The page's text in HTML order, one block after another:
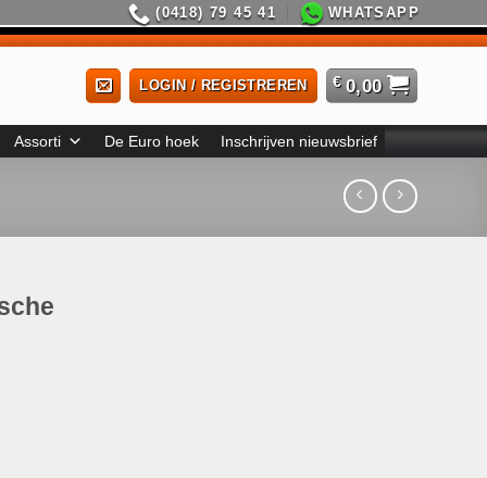
(0418) 79 45 41 WHATSAPP
LOGIN / REGISTREREN € 0,00
Assorti De Euro hoek Inschrijven nieuwsbrief